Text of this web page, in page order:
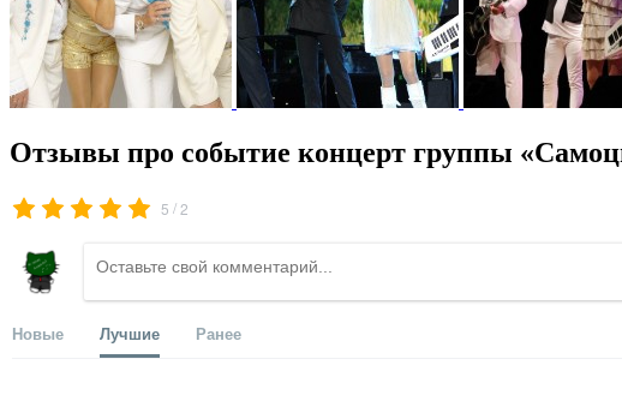
Отзывы про событие концерт группы
5 /2
Новые Лучшие Ранее